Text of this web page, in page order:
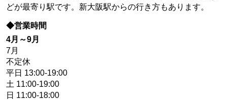
どが最寄り駅です。新大阪駅からの行き方もあります。
◆営業時間
4月～9月
7月
不定休
平日 13:00-19:00
土 11:00-19:00
日 11:00-18:00